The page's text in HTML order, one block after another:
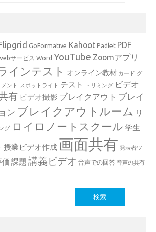
GoFormative Kahoot Padlet PDF
サービス Word YouTube Zoomアプリ
インテスト オンライン教材 カード グ
メント スポットライト テスト トリミング ビデオ
有 ビデオ撮影 ブレイクアウト ブレイ
ン ブレイクアウトルーム リ
グ ロイロノートスクール 学生
授業ビデオ作成 画面共有 発表者ツ
価 課題 講義ビデオ 音声での回答 音声の共有